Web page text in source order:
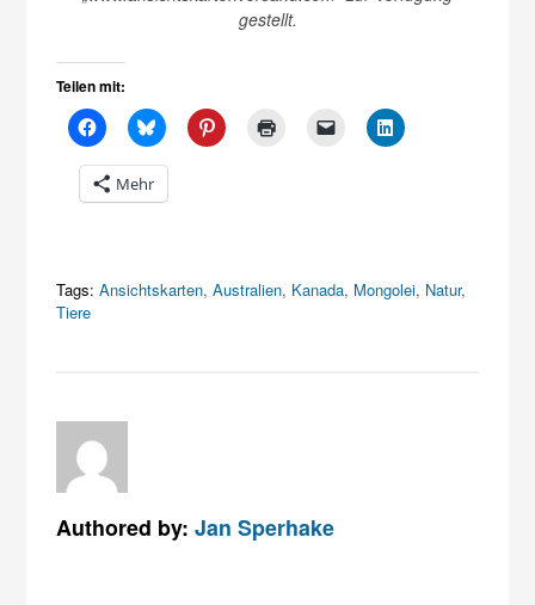
gestellt.
Teilen mit:
Mehr
Tags: Ansichtskarten,Australien, Kanada, Mongolei, Natur,
Tiere
Authored by:Jan Sperhake